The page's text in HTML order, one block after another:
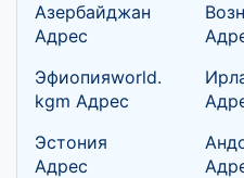
Азербайджан
Адрес
Эфиопияworld.
kgm Адрес
Эстония
Адрес